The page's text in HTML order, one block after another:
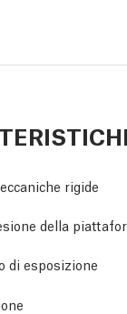
rigide
della
di esposizione